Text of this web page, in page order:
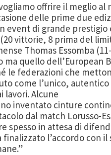
offrire il meglio
delle prime due
event di grande
(20 vittorie, 8 prima del
Thomas Essomba
quello dell’European
le federazioni che
come l’unico,
lavori. Alcune
inventato cinture
dal match Lorusso-
spesso in attesa di
finalizzato l’accordo con